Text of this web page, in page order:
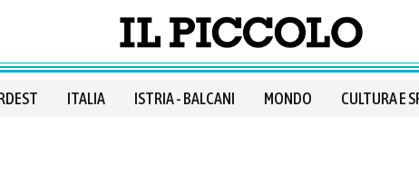
ITALIA ISTRIA - BALCANI MONDO CULTURA E